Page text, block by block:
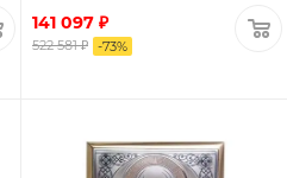
141 097 ₽
522 581 ₽ -73%